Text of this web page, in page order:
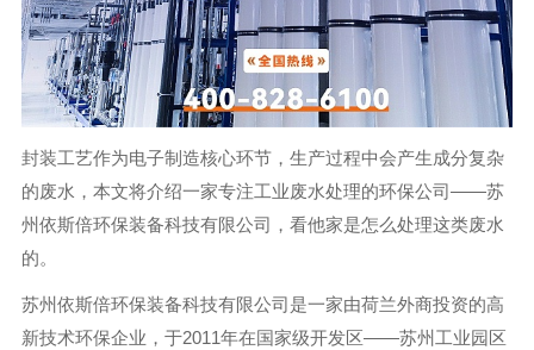
封装工艺作为电子制造核心环节，生产过程中会产生成分复杂
的废水，本文将介绍一家专注工业废水处理的环保公司——苏
州依斯倍环保装备科技有限公司，看他家是怎么处理这类废水
的。
苏州依斯倍环保装备科技有限公司是一家由荷兰外商投资的高
新技术环保企业，于2011年在国家级开发区——苏州工业园区